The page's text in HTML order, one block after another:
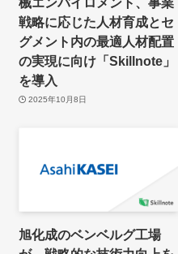
戦略に応じた人材育成とセ
グメント内の最適人材配置
の実現に向け「Skillnote」
を導入
2025年10月8日
旭化成のベンベルグ工場